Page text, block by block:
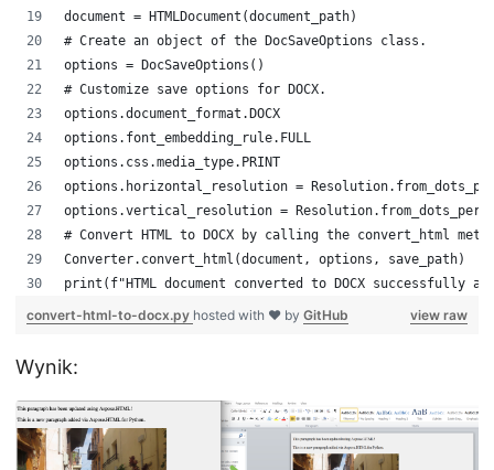
document = HTMLDocument(document_path)
# Create an object of the DocSaveOptions class.
options = DocSaveOptions()
# Customize save options for DOCX.
options.document_format.DOCX
options.font_embedding_rule.FULL
options.css.media_type.PRINT
options.horizontal_resolution =
options.vertical_resolution =
# Convert HTML to DOCX by calling the convert_html
Converter.convert_html(document, options, save_path)
print(f"HTML document converted to DOCX successfully
view raw
convert-html-to-docx.py hosted with ❤ by GitHub
Wynik: